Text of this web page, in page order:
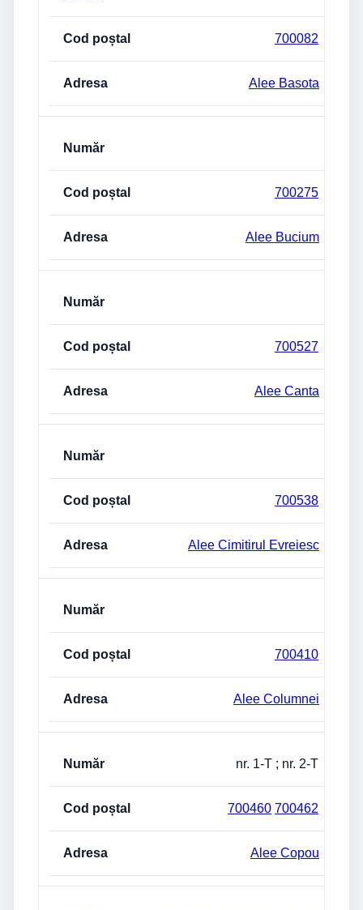
700082
Alee Basota
700275
Alee Bucium
700527
Alee Canta
700538
Alee Cimitirul Evreiesc
700410
Alee Columnei
nr. 1-T ; nr. 2-T
700460 700462
Alee Copou